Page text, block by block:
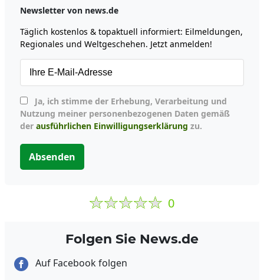
Newsletter von news.de
Täglich kostenlos & topaktuell informiert: Eilmeldungen,
Regionales und Weltgeschehen. Jetzt anmelden!
Nutzung meiner personenbezogenen Daten gemäß
der ausführlichen Einwilligungserklärung zu.
Absenden
0
Folgen Sie News.de
Auf Facebook folgen